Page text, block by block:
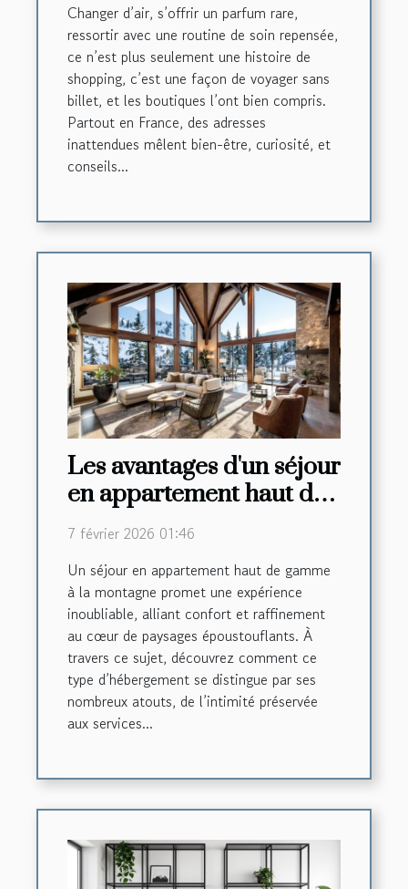
Changer d’air, s’offrir un parfum rare,
ressortir avec une routine de soin repensée,
ce n’est plus seulement une histoire de
shopping, c’est une façon de voyager sans
billet, et les boutiques l’ont bien compris.
Partout en France, des adresses
inattendues mêlent bien-être, curiosité, et
conseils...
Les avantages d'un séjour
en appartement haut de
gamme à la montagne
7 février 2026 01:46
Un séjour en appartement haut de gamme
à la montagne promet une expérience
inoubliable, alliant confort et raffinement
au cœur de paysages époustouflants. À
travers ce sujet, découvrez comment ce
type d’hébergement se distingue par ses
nombreux atouts, de l’intimité préservée
aux services...